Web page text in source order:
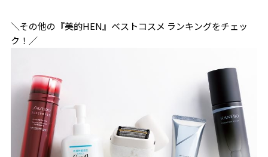
＼その他の『美的HEN』ベストコスメ ランキングをチェッ
ク！／